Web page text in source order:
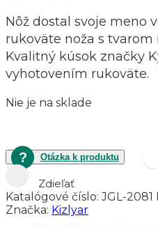
Nôž dostal svoje meno
rukoväte noža s tvarom
Kvalitný kúsok značky
vyhotovením rukoväte.
Nie je na sklade
Otázka k produktu
Zdieľať
Katalógové číslo:JGL-2081
Značka: Kizlyar